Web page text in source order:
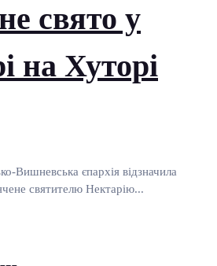
свято у
на Хуторі
Вишневська єпархія відзначила
святителю Нектарію...